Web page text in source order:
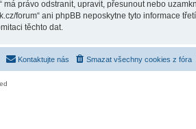
právo odstranit, upravit, přesunout nebo
forum“ ani phpBB neposkytne tyto informace
těchto dat.
Smazat všechny cookies z fóra
Kontaktujte nás